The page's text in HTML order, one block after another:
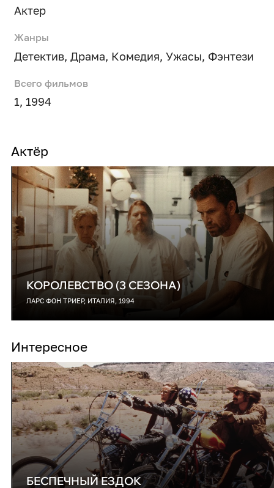
Актер
Жанры
Детектив, Драма, Комедия, Ужасы, Фэнтези
Всего фильмов
1, 1994
Актёр
КОРОЛЕВСТВО (3 СЕЗОНА)
ЛАРС ФОН ТРИЕР, ИТАЛИЯ, 1994
Интересное
БЕСПЕЧНЫЙ ЕЗДОК